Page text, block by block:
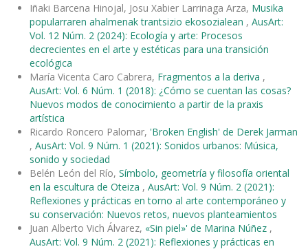
Iñaki Barcena Hinojal, Josu Xabier Larrinaga Arza, Musika
popularraren ahalmenak trantsizio ekosozialean , AusArt:
Vol. 12 Núm. 2 (2024): Ecología y arte: Procesos
decrecientes en el arte y estéticas para una transición
ecológica
María Vicenta Caro Cabrera, Fragmentos a la deriva ,
AusArt: Vol. 6 Núm. 1 (2018): ¿Cómo se cuentan las cosas?
Nuevos modos de conocimiento a partir de la praxis
artística
Ricardo Roncero Palomar, 'Broken English' de Derek Jarman
, AusArt: Vol. 9 Núm. 1 (2021): Sonidos urbanos: Música,
sonido y sociedad
Belén León del Río, Símbolo, geometría y filosofía oriental
en la escultura de Oteiza , AusArt: Vol. 9 Núm. 2 (2021):
Reflexiones y prácticas en torno al arte contemporáneo y
su conservación: Nuevos retos, nuevos planteamientos
Juan Alberto Vich Álvarez, «Sin piel»' de Marina Núñez ,
AusArt: Vol. 9 Núm. 2 (2021): Reflexiones y prácticas en